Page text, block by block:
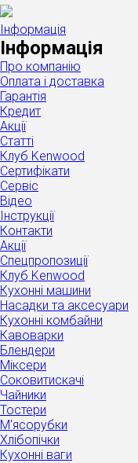
Інформація
Інформація
Про компанію
Оплата і доставка
Гарантія
Кредит
Акції
Статті
Клуб Kenwood
Сертифікати
Сервіс
Відео
Інструкції
Контакти
Акції
Спецпропозиції
Клуб Kenwood
Кухонні машини
Насадки та аксесуари
Кухонні комбайни
Кавоварки
Блендери
Міксери
Соковитискачі
Чайники
Тостери
М'ясорубки
Хлібопічки
Кухонні ваги